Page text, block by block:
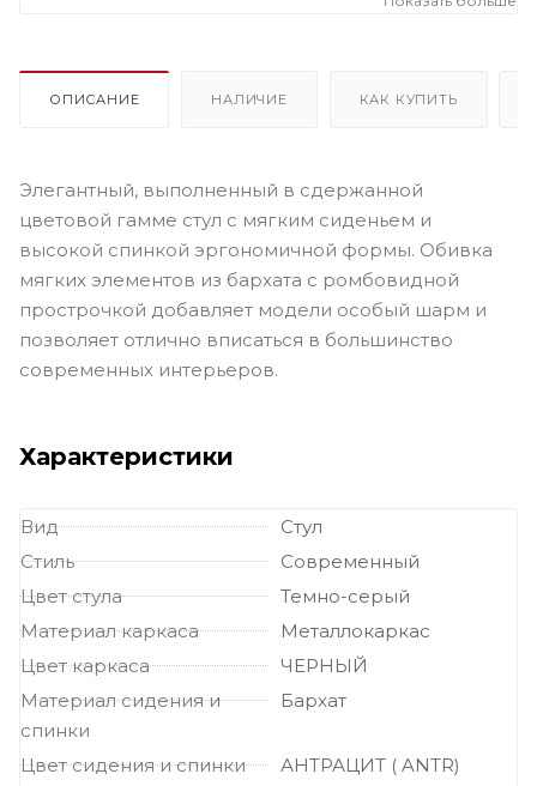
Велюровые темные стулья
ОПИСАНИЕ НАЛИЧИЕ КАК КУПИТЬ
Элегантный, выполненный в сдержанной
цветовой гамме стул с мягким сиденьем и
высокой спинкой эргономичной формы. Обивка
мягких элементов из бархата с ромбовидной
прострочкой добавляет модели особый шарм и
позволяет отлично вписаться в большинство
современных интерьеров.
Характеристики
Вид
Стул
Стиль
Современный
Цвет стула
Темно-серый
Материал каркаса
Металлокаркас
Цвет каркаса
ЧЕРНЫЙ
Материал сидения и
спинки
Бархат
Цвет сидения и спинки
АНТРАЦИТ ( ANTR)